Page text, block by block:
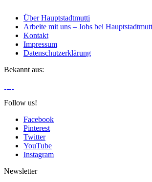
Über Hauptstadtmutti
Arbeite mit uns – Jobs bei
Kontakt
Impressum
Datenschutzerklärung
Bekannt aus:
Follow us!
Facebook
Pinterest
Twitter
YouTube
Instagram
Newsletter